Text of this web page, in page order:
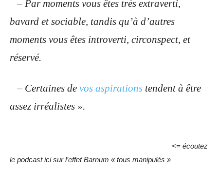
– Par moments vous êtes très extraverti,
bavard et sociable, tandis qu’à d’autres
moments vous êtes introverti, circonspect, et
réservé.
– Certaines de vos aspirations tendent à être
assez irréalistes ».
<= écoutez
le podcast ici sur l’effet Barnum « tous manipulés »